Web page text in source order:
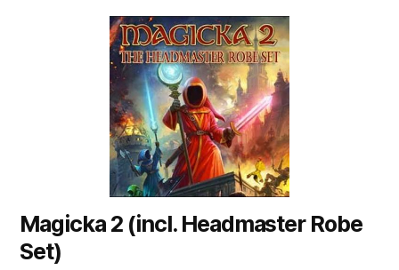
Magicka 2 (incl. Headmaster Robe
Set)